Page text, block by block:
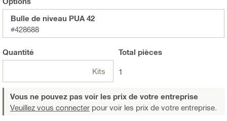
Bulle de niveau PUA 42
#428688
Quantité
Kits
Total pièces
1
Vous ne pouvez pas voir les prix de votre entreprise
Veuillez vous connecter pour voir les prix de votre entreprise.